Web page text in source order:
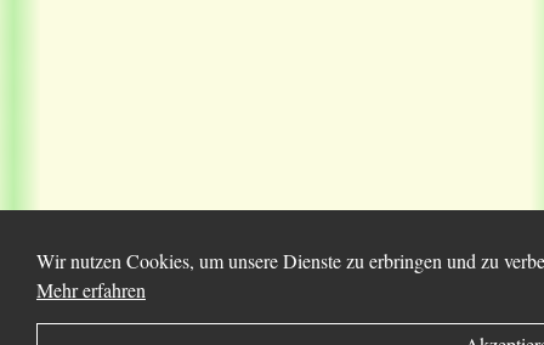
Wir nutzen Cookies, um unsere Dienste zu erbringen und zu
Mehr erfahren